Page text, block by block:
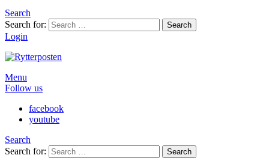
Search
Search for:
Search
Login
Menu
Follow us
facebook
youtube
Search
Search for:
Search